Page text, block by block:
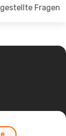
Fragen